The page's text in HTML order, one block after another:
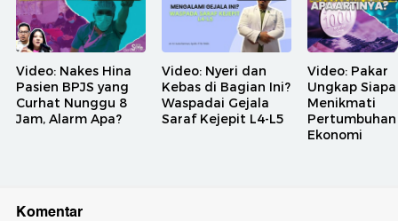
Video: Nakes Hina
Pasien BPJS yang
Curhat Nunggu 8
Jam, Alarm Apa?
Video: Nyeri dan
Kebas di Bagian Ini?
Waspadai Gejala
Saraf Kejepit L4-L5
Video: Pakar
Ungkap
Menikmati
Pertumbuhan
Ekonomi